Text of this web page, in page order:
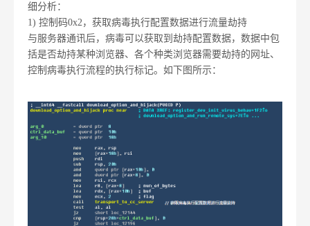
细分析：
1) 控制码0x2，获取病毒执行配置数据进行流量劫持
与服务器通讯后，病毒可以获取到劫持配置数据，数据中包
括是否劫持某种浏览器、各个种类浏览器需要劫持的网址、
控制病毒执行流程的执行标记。如下图所示：